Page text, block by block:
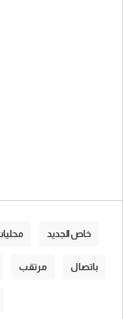
خاص الجديد
باتصال مرتقب